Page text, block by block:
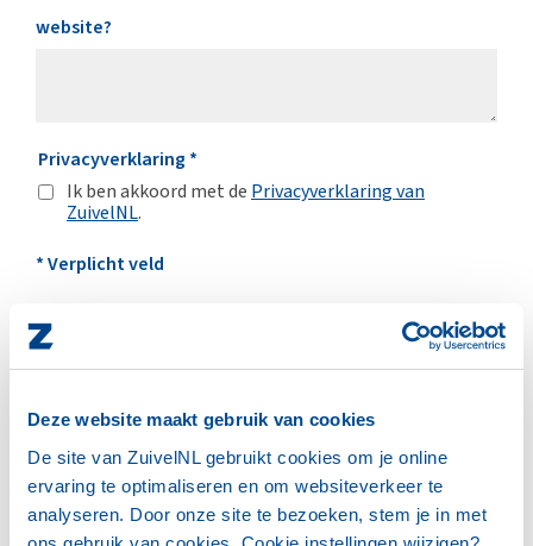
Deze website maakt gebruik van cookies
De site van ZuivelNL gebruikt cookies om je online
ervaring te optimaliseren en om websiteverkeer te
analyseren. Door onze site te bezoeken, stem je in met
website?
Privacyverklaring *
Ik ben akkoord met de Privacyverklaring van
ZuivelNL.
* Verplicht veld
Meer nieuwsberichten